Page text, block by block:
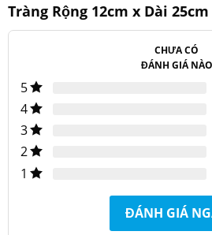
Kích thước chi tiết đĩa khay
Sản phẩm có thiết kế phá cách lạ
Tràng Rộng 12cm x Dài 25cm
CHƯA CÓ
ĐÁNH GIÁ NÀO
5
4
3
2
1
ĐÁNH GIÁ